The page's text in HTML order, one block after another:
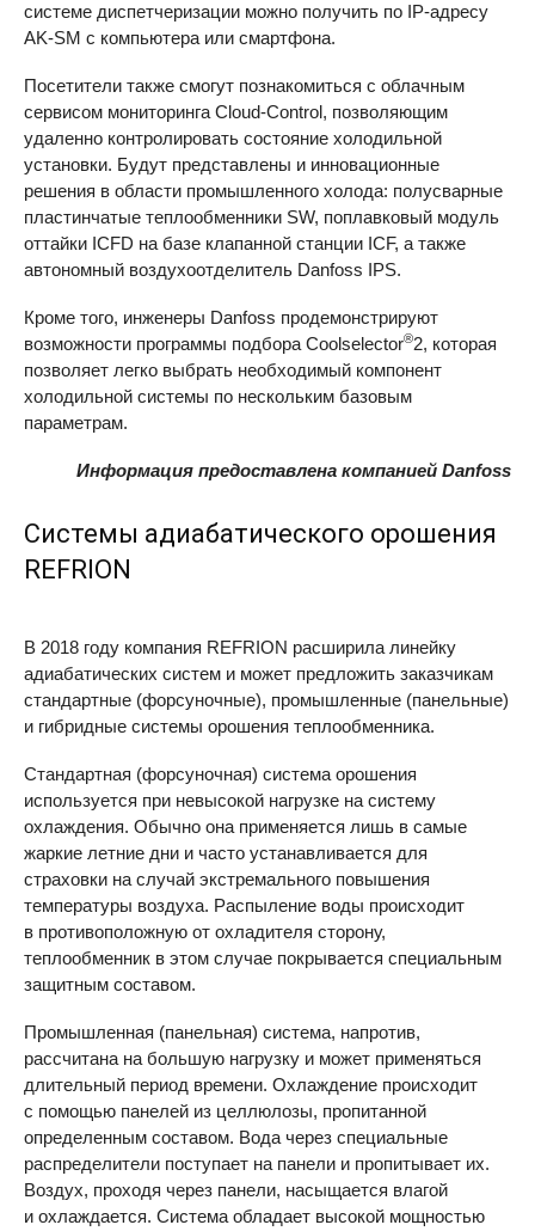
системе диспетчеризации можно получить по IP-адресу
AK-SM c компьютера или смартфона.
Посетители также смогут познакомиться с облачным
сервисом мониторинга Cloud-Control, позволяющим
удаленно контролировать состояние холодильной
установки. Будут представлены и инновационные
решения в области промышленного холода: полусварные
пластинчатые теплообменники SW, поплавковый модуль
оттайки ICFD на базе клапанной станции ICF, а также
автономный воздухоотделитель Danfoss IPS.
Кроме того, инженеры Danfoss продемонстрируют
возможности программы подбора Coolselector®2, которая
позволяет легко выбрать необходимый компонент
холодильной системы по нескольким базовым
параметрам.
Информация предоставлена компанией Danfoss
Системы адиабатического орошения
REFRION
В 2018 году компания REFRION расширила линейку
адиабатических систем и может предложить заказчикам
стандартные (форсуночные), промышленные (панельные)
и гибридные системы орошения теплообменника.
Стандартная (форсуночная) система орошения
используется при невысокой нагрузке на систему
охлаждения. Обычно она применяется лишь в самые
жаркие летние дни и часто устанавливается для
страховки на случай экстремального повышения
температуры воздуха. Распыление воды происходит
в противоположную от охладителя сторону,
теплообменник в этом случае покрывается специальным
защитным составом.
Промышленная (панельная) система, напротив,
рассчитана на большую нагрузку и может применяться
длительный период времени. Охлаждение происходит
с помощью панелей из целлюлозы, пропитанной
определенным составом. Вода через специальные
распределители поступает на панели и пропитывает их.
Воздух, проходя через панели, насыщается влагой
и охлаждается. Система обладает высокой мощностью